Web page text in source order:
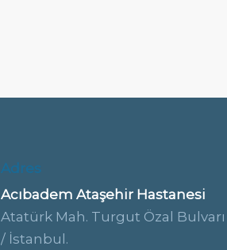
Adres
Acıbadem Ataşehir Hastanesi
Atatürk Mah. Turgut Özal Bulvarı
/ İstanbul.